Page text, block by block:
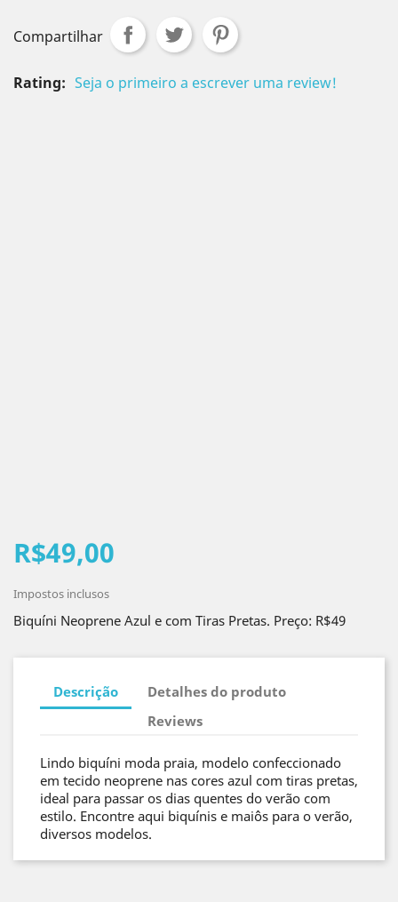
Compartilhar
Rating: Seja o primeiro a escrever uma review!
R$49,00
Impostos inclusos
Biquíni Neoprene Azul e com Tiras Pretas. Preço: R$49
Descrição
Detalhes do produto
Reviews
Lindo biquíni moda praia, modelo confeccionado
em tecido neoprene nas cores azul com tiras pretas,
ideal para passar os dias quentes do verão com
estilo. Encontre aqui biquínis e maiôs para o verão,
diversos modelos.